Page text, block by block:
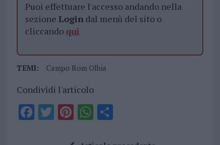
Puoi effettuare l'accesso andando nella
sezione Logindal menù del sito o
cliccando qui
TEMI: Campo Rom Olbia
Condividi l'articolo
F T PiWS